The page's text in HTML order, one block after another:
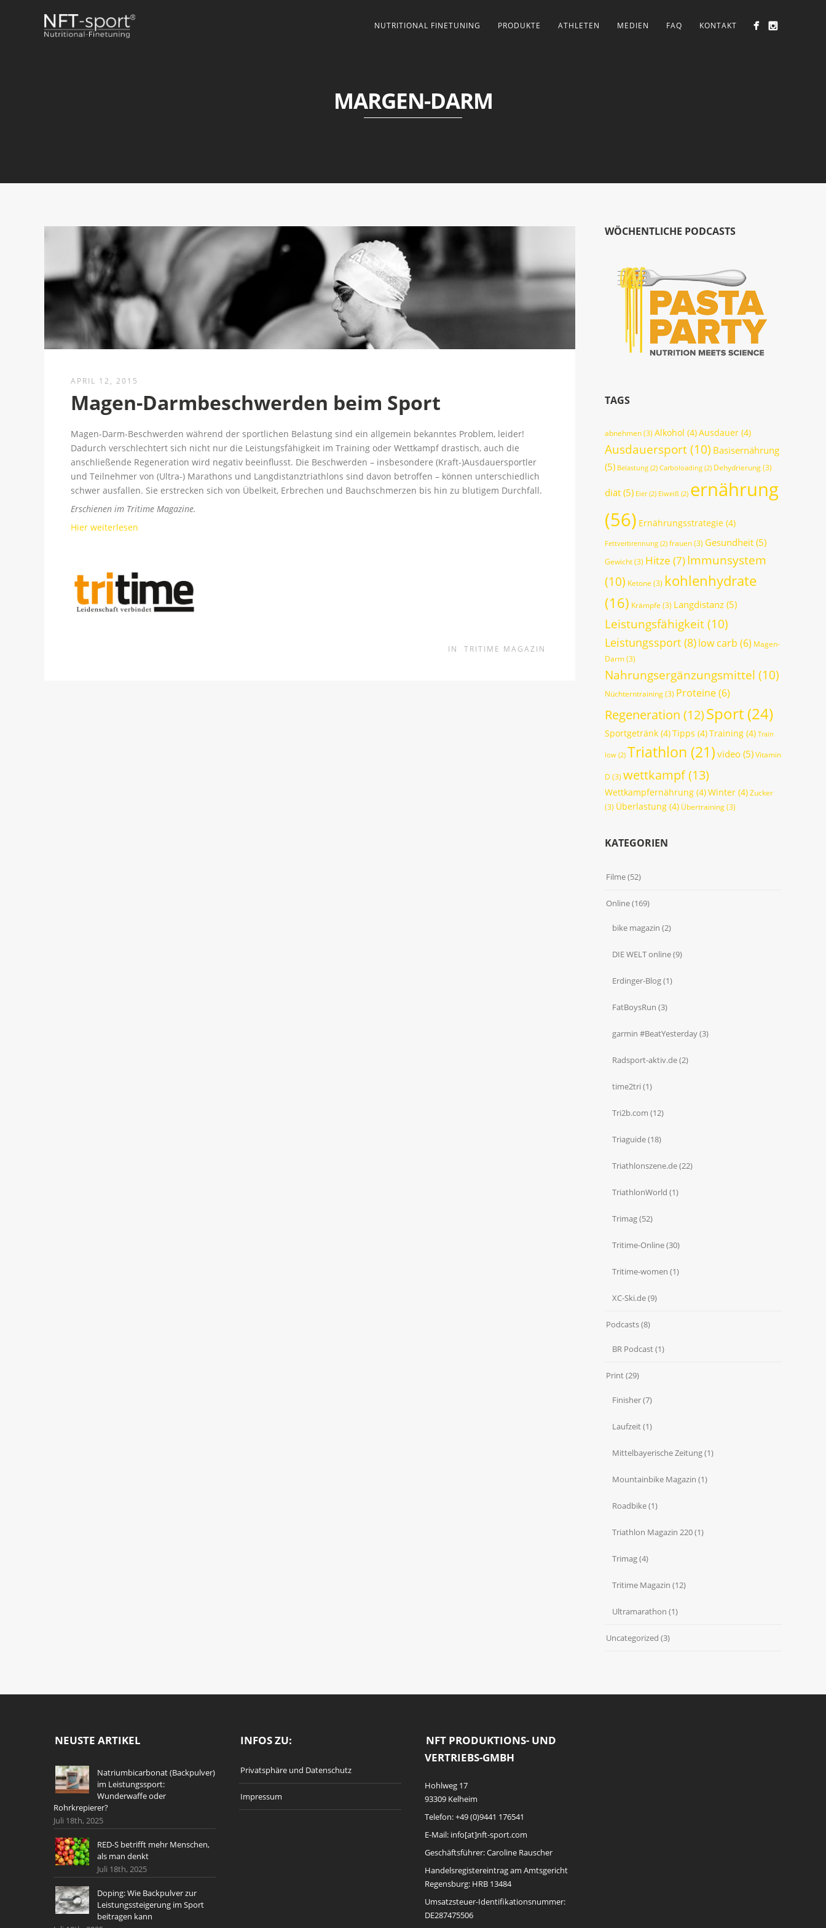
NUTRITIONAL FINETUNING PRODUKTE ATHLETEN MEDIEN FAQ KONTAKT
MARGEN-DARM
APRIL 12, 2015
Magen-Darmbeschwerden beim Sport
Magen-Darm-Beschwerden während der sportlichen Belastung sind ein allgemein bekanntes Problem, leider!
Dadurch verschlechtert sich nicht nur die Leistungsfähigkeit im Training oder Wettkampf drastisch, auch die
anschließende Regeneration wird negativ beeinflusst. Die Beschwerden – insbesondere (Kraft-)Ausdauersportler
und Teilnehmer von (Ultra-) Marathons und Langdistanztriathlons sind davon betroffen – können unterschiedlich
schwer ausfallen. Sie erstrecken sich von Übelkeit, Erbrechen und Bauchschmerzen bis hin zu blutigem Durchfall.
Erschienen im Tritime Magazine.
Hier weiterlesen
IN TRITIME MAGAZIN
WÖCHENTLICHE PODCASTS
TAGS
abnehmen(3) Alkohol (4)Ausdauer (4)
Ausdauersport(10) Basisernährung
(5) Belastung (2) Carboloading (2) Dehydrierung(3)
diät (5) Eier(2) Eiweiß (2) ernährung
(56) Ernährungsstrategie (4)
Fettverbrennung (2) frauen(3) Gesundheit (5)
Gewicht(3) Hitze (7)Immunsystem
(10) Ketone (3) kohlenhydrate
(16) Krämpfe (3) Langdistanz (5)
Leistungsfähigkeit(10)
Leistungssport (8)low carb (6) Magen-
Darm(3)
Nahrungsergänzungsmittel (10)
Nüchterntraining(3) Proteine(6)
Regeneration (12)Sport (24)
Sportgetränk (4)Tipps (4)Training (4) Train
low (2) Triathlon (21) video (5)Vitamin
D (3) wettkampf(13)
Wettkampfernährung (4)Winter (4)Zucker
(3) Überlastung (4) Übertraining(3)
KATEGORIEN
Filme(52)
Online(169)
bike magazin (2)
DIE WELT online(9)
Erdinger-Blog(1)
FatBoysRun (3)
garmin #BeatYesterday(3)
Radsport-aktiv.de(2)
time2tri (1)
Tri2b.com (12)
Triaguide(18)
Triathlonszene.de(22)
TriathlonWorld (1)
Trimag(52)
Tritime-Online(30)
Tritime-women (1)
XC-Ski.de(9)
Podcasts(8)
BR Podcast(1)
Print(29)
Finisher(7)
Laufzeit(1)
Mittelbayerische Zeitung(1)
Mountainbike Magazin (1)
Roadbike(1)
Triathlon Magazin 220(1)
Trimag(4)
Tritime Magazin (12)
Ultramarathon (1)
Uncategorized (3)
NEUSTE ARTIKEL
Natriumbicarbonat (Backpulver)
im Leistungssport:
Wunderwaffe oder
Rohrkrepierer?
Juli 18th, 2025
RED-S betrifft mehr Menschen,
als man denkt
Juli 18th, 2025
Doping: Wie Backpulver zur
Leistungssteigerung im Sport
beitragen kann
INFOS ZU:
Privatsphäre und Datenschutz
Impressum
NFT PRODUKTIONS- UND
VERTRIEBS-GMBH
Hohlweg 17
93309 Kelheim
Telefon: +49 (0)9441 176541
E-Mail: info[at]nft-sport.com
Geschäftsführer: Caroline Rauscher
Handelsregistereintrag am Amtsgericht
Regensburg: HRB 13484
Umsatzsteuer-Identifikationsnummer:
DE287475506